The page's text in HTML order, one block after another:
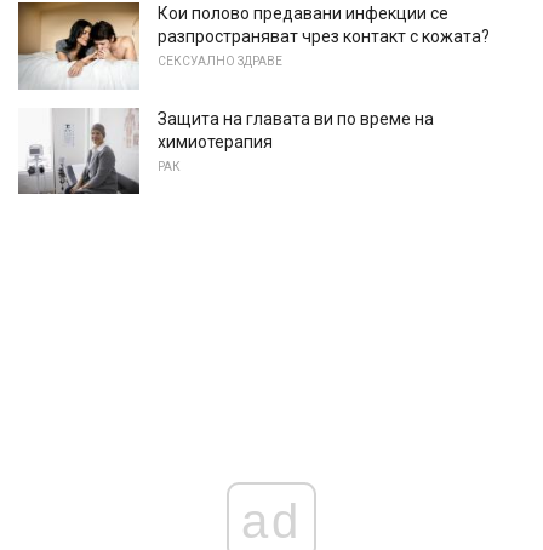
Кои полово предавани инфекции се
разпространяват чрез контакт с кожата?
СЕКСУАЛНО ЗДРАВЕ
Защита на главата ви по време на
химиотерапия
РАК
ad